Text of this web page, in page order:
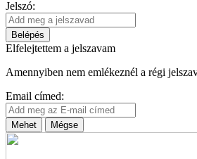
Jelszó:
Belépés
Elfelejtettem a jelszavam
Amennyiben nem emlékeznél a régi
Email címed:
Mehet Mégse